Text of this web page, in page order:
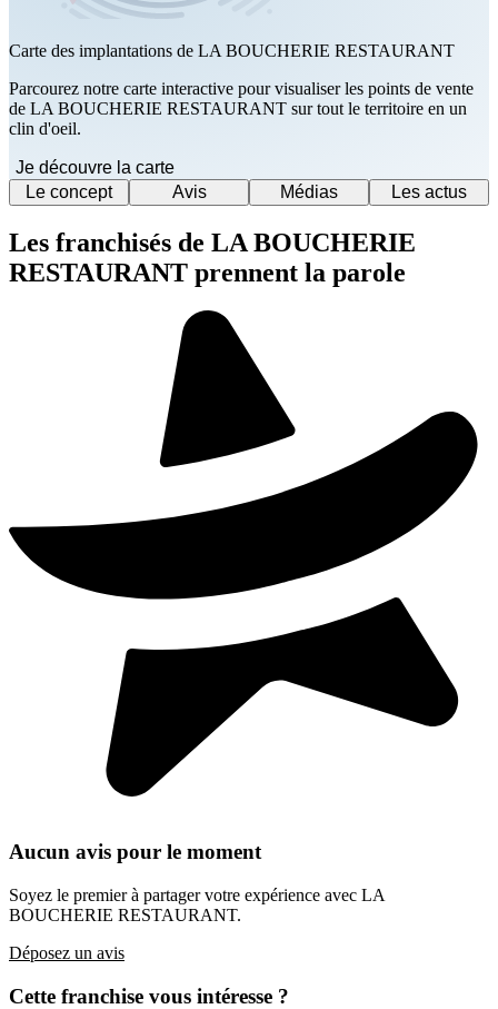
Carte des implantations de LA BOUCHERIE RESTAURANT
Parcourez notre carte interactive pour visualiser les points de vente
de LA BOUCHERIE RESTAURANT sur tout le territoire en un
clin d'oeil.
Je découvre la carte
Le concept
Avis Médias Les actus
Les franchisés de LA BOUCHERIE
RESTAURANT prennent la parole
Aucun avis pour le moment
Soyez le premier à partager votre expérience avec LA
BOUCHERIE RESTAURANT.
Déposez un avis
Cette franchise vous intéresse ?